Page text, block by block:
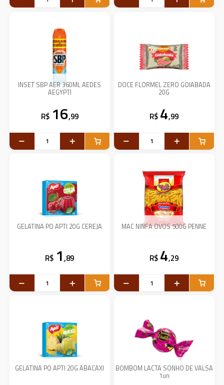
INSET SBP AER 360ML AEDES
AEGYPTI
R$ 16,99
DOCE FLORMEL ZERO GOIABADA
20G
R$ 4,99
GELATINA PO APTI 20G CEREJA
R$ 1,89
MAC NINFA OVOS 500G PENNE
R$ 4,29
GELATINA PO APTI 20G ABACAXI BOMBOM LACTA SONHO DE VALSA
1un